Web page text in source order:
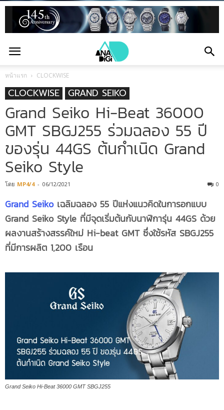
หน้าแรก CLOCKWISE
CLOCKWISE GRAND SEIKO
Grand Seiko Hi-Beat 36000
GMT SBGJ255 ร่วมฉลอง 55 ปี
ของรุ่น 44GS ต้นกำเนิด Grand
Seiko Style
โดย MP4/4 - 06/12/2021 0
Grand Seikoเฉลิมฉลอง 55 ปีแห่งแนวคิดในการอกแบบ
Grand Seiko Style ที่มีจุดเริ่มต้นกับนาฬิการุ่น 44GS ด้วย
ผลงานสร้างสรรค์ใหม่ Hi-beat GMT ซึ่งใช้รหัส SBGJ255
ที่มีการผลิต 1,200 เรือน
Grand Seiko Hi-Beat 36000 GMT SBGJ255